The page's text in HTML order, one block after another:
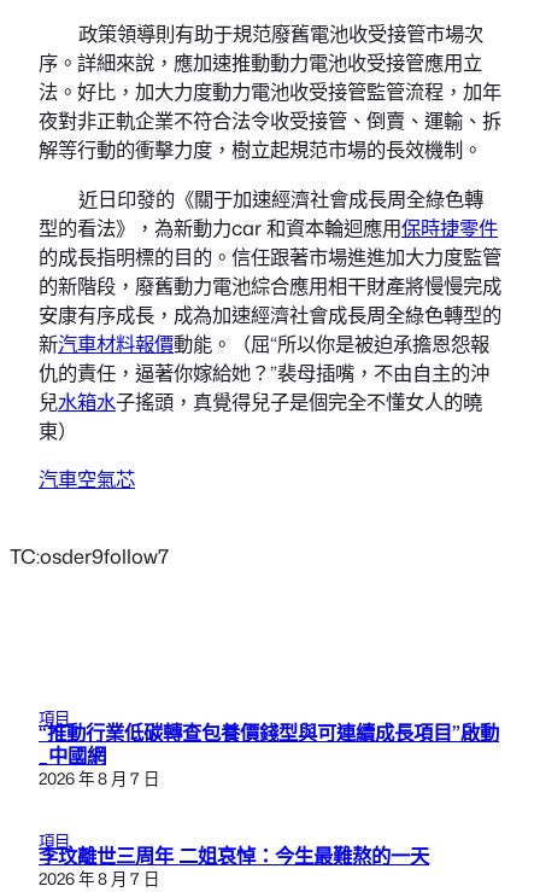
政策領導則有助于規范廢舊電池收受接管市場次
序。詳細來說，應加速推動動力電池收受接管應用立
法。好比，加大力度動力電池收受接管監管流程，加年
夜對非正軌企業不符合法令收受接管、倒賣、運輸、拆
解等行動的衝擊力度，樹立起規范市場的長效機制。
近日印發的《關于加速經濟社會成長周全綠色轉
型的看法》，為新動力car 和資本輪迴應用保時捷零件
的成長指明標的目的。信任跟著市場進進加大力度監管
的新階段，廢舊動力電池綜合應用相干財產將慢慢完成
安康有序成長，成為加速經濟社會成長周全綠色轉型的
新汽車材料報價動能。（屈“所以你是被迫承擔恩怨報
仇的責任，逼著你嫁給她？”裴母插嘴，不由自主的沖
兒水箱水子搖頭，真覺得兒子是個完全不懂女人的曉
東）
汽車空氣芯
TC:osder9follow7
項目
“推動行業低碳轉查包養價錢型與可連續成長項目”啟動
_中國網
2026 年 8 月 7 日
項目
李玟離世三周年 二姐哀悼：今生最難熬的一天
2026 年 8 月 7 日